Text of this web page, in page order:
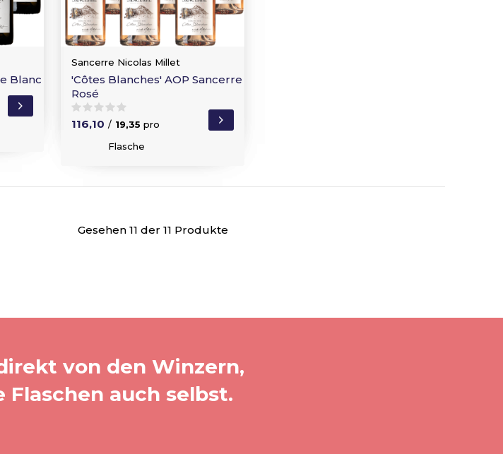
Blanc
Sancerre Nicolas Millet
'Côtes Blanches' AOP Sancerre
Rosé
116,10 / 19,35 pro
Flasche
Gesehen 11 der 11 Produkte
von den Winzern,
Flaschen auch selbst.